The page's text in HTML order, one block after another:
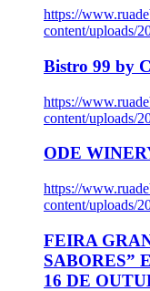
https://
content/uploads/
Bistro 99 by
https://
content/uploads/
ODE
https://
content/uploads/
FEIRA
SABORES”
16 DE